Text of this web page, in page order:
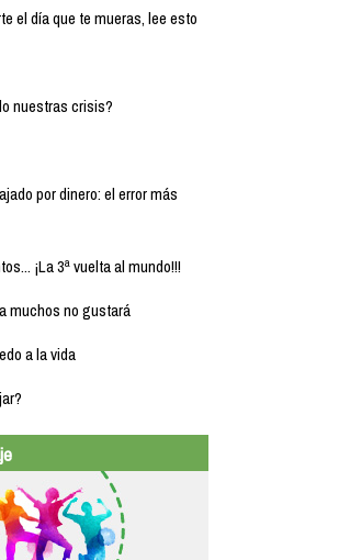
el día que te mueras, lee esto
nuestras crisis?
por dinero: el error más
¡La 3ª vuelta al mundo!!!
muchos no gustará
a la vida